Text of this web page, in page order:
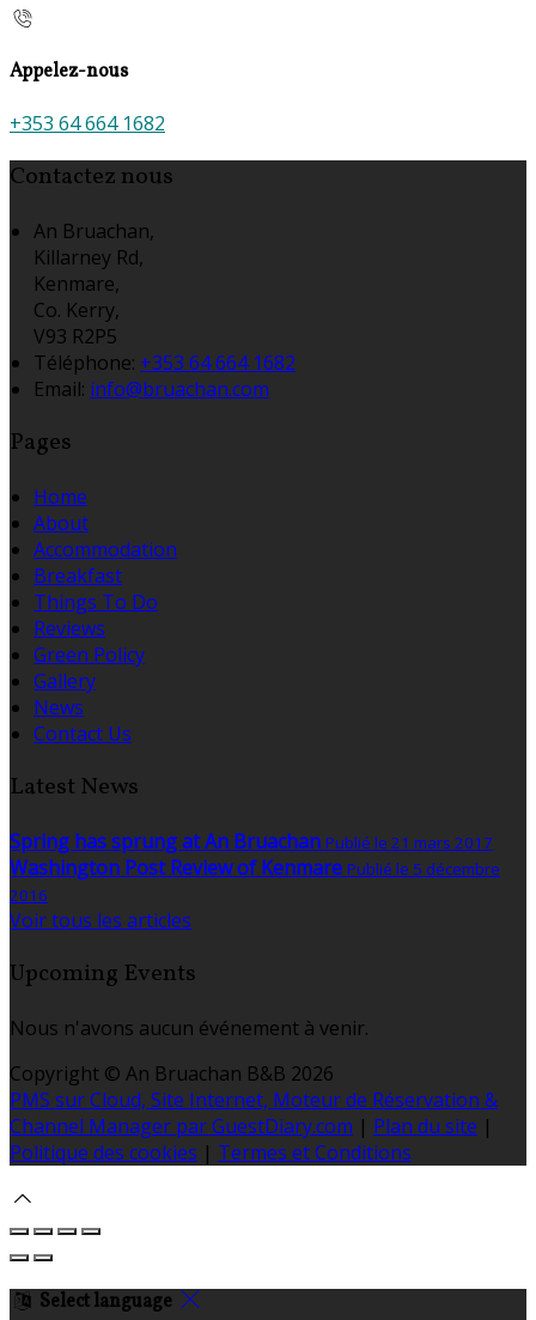
Appelez-nous
+353 64 664 1682
Contactez nous
An Bruachan,
Killarney Rd,
Kenmare,
Co. Kerry,
V93 R2P5
Téléphone: +353 64 664 1682
Email: info@bruachan.com
Pages
Home
About
Accommodation
Breakfast
Things To Do
Reviews
Green Policy
Gallery
News
Contact Us
Latest News
Spring has sprung at An Bruachan Publié le 21 mars 2017
Washington Post Review of Kenmare Publié le 5 décembre
2016
Voir tous les articles
Upcoming Events
Nous n'avons aucun événement à venir.
Copyright © An Bruachan B&B 2026
PMS sur Cloud, Site Internet, Moteur de Réservation &
Channel Manager par GuestDiary.com | Plan du site |
Politique des cookies | Termes et Conditions
Select language